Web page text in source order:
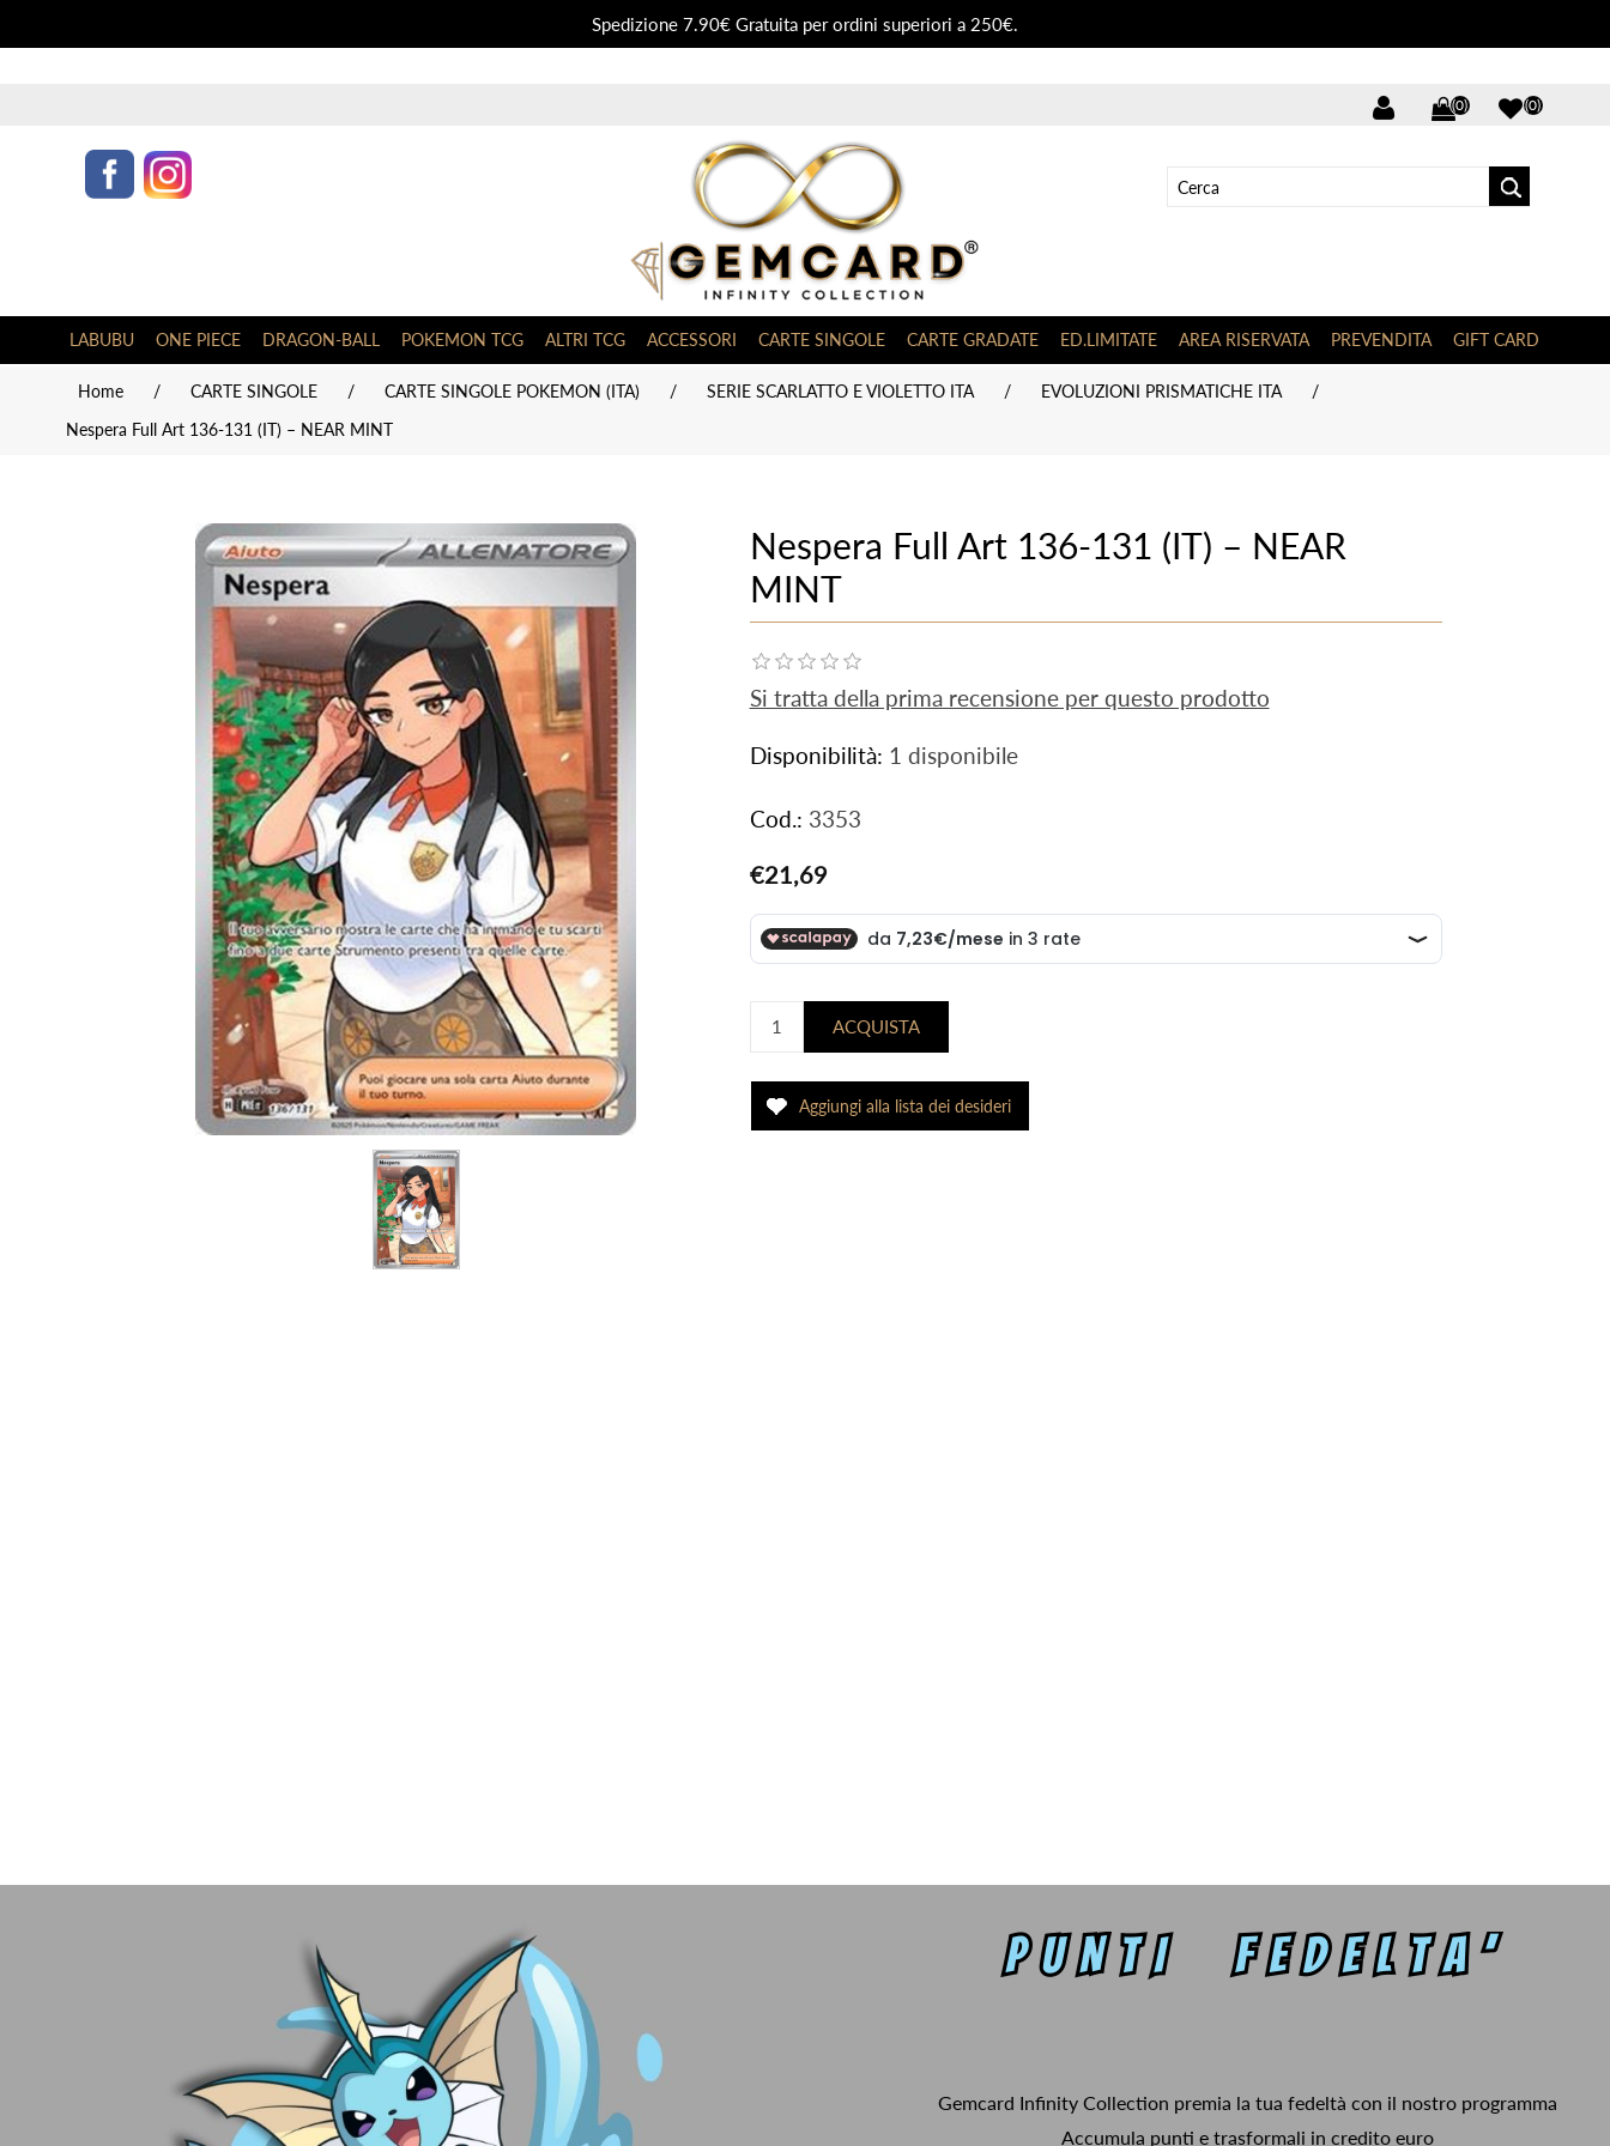
Spedizione 7.90€ Gratuita per ordini superiori a 250€.
(0) (0)
LABUBU ONE PIECE DRAGON-BALL POKEMON TCG ALTRI TCG ACCESSORI CARTE SINGOLE CARTE GRADATE ED.LIMITATE AREA RISERVATA PREVENDITA GIFT CARD
Home / CARTE SINGOLE / CARTE SINGOLE POKEMON (ITA) / SERIE SCARLATTO E VIOLETTO ITA / EVOLUZIONI PRISMATICHE ITA
/
Nespera Full Art 136-131 (IT) – NEAR MINT
Nespera Full Art 136-131 (IT) – NEAR
MINT
Si tratta della prima recensione per questo prodotto
Disponibilità: 1 disponibile
Cod.: 3353
€21,69
Gemcard Infinity Collection premia la tua fedeltà con il nostro programma
Accumula punti e trasformali in credito euro